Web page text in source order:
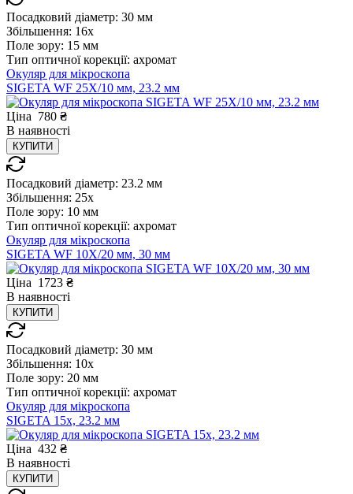
Посадковий діаметр: 30 мм
Збільшення: 16x
Поле зору: 15 мм
Тип оптичної корекції: ахромат
Окуляр для мікроскопа
SIGETA WF 25X/10 мм, 23.2 мм
Ціна 780 ₴
В наявності
КУПИТИ
Посадковий діаметр: 23.2 мм
Збільшення: 25x
Поле зору: 10 мм
Тип оптичної корекції: ахромат
Окуляр для мікроскопа
SIGETA WF 10X/20 мм, 30 мм
Ціна 1723 ₴
В наявності
КУПИТИ
Посадковий діаметр: 30 мм
Збільшення: 10x
Поле зору: 20 мм
Тип оптичної корекції: ахромат
Окуляр для мікроскопа
SIGETA 15x, 23.2 мм
Ціна 432 ₴
В наявності
КУПИТИ